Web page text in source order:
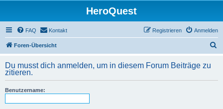
HeroQuest
FAQ Kontakt Anmelden
Registrieren
Foren-Übersicht
h
Du musst dich anmelden, um in diesem Forum Beiträge zu
zitieren.
Benutzername: